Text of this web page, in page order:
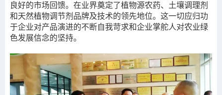
良好的市场回馈。在业界奠定了植物源农药、土壤调理剂
和天然植物调节剂品牌及技术的领先地位。这一切应归功
于企业对产品演进的不断自我苛求和企业掌舵人对农业绿
色发展信念的坚持。